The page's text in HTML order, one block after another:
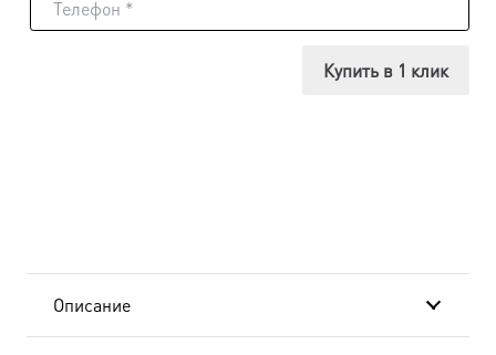
Икона
Купить в 1 клик
Описание